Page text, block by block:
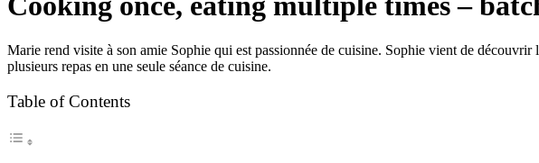
Marie rend visite à son amie Sophie qui est passionnée de cuisine. Sophie vient de
plusieurs repas en une seule séance de cuisine.
Table of Contents